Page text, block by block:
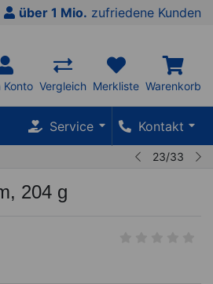
über 1 Mio. zufriedene Kunden
Konto Vergleich Merkliste Warenkorb
Service Kontakt
23/33
204 g